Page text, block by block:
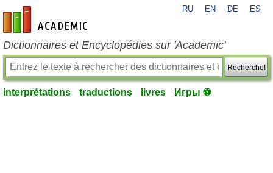
fr-academic.com
RU EN DE ES
Dictionnaires et Encyclopédies sur 'Academic'
Recherche!
interprétations traductions livres Игры ⚽